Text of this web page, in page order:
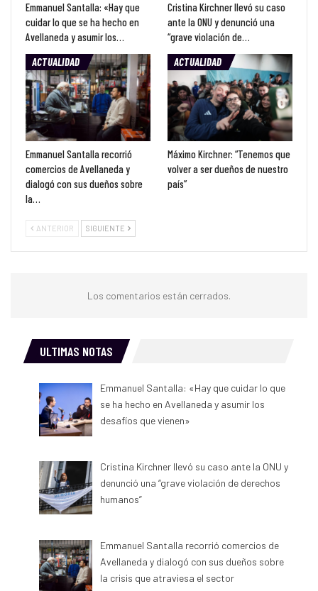
Emmanuel Santalla: «Hay que
cuidar lo que se ha hecho en
Avellaneda y asumir los…
Cristina Kirchner llevó su caso
ante la ONU y denunció una
“grave violación de…
ACTUALIDAD
Emmanuel Santalla recorrió
comercios de Avellaneda y
dialogó con sus dueños sobre
la…
ACTUALIDAD
Máximo Kirchner: “Tenemos que
volver a ser dueños de nuestro
país”
ANTERIOR SIGUIENTE
Los comentarios están cerrados.
ULTIMAS NOTAS
Emmanuel Santalla: «Hay que cuidar lo que
se ha hecho en Avellaneda y asumir los
desafíos que vienen»
Cristina Kirchner llevó su caso ante la ONU y
denunció una “grave violación de derechos
humanos”
Emmanuel Santalla recorrió comercios de
Avellaneda y dialogó con sus dueños sobre
la crisis que atraviesa el sector